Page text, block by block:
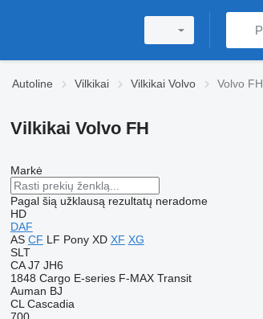
Autoline Vilkikai Vilkikai Volvo Volvo FH
Vilkikai Volvo FH
Markė
Pagal šią užklausą rezultatų neradome
HD
DAF
AS CF LF Pony XD XF XG
SLT
CA J7 JH6
1848 Cargo E-series F-MAX Transit
Auman BJ
CL Cascadia